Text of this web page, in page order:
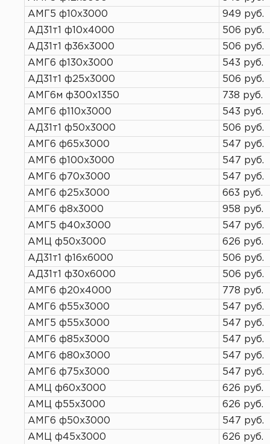
АМГ5 ф10х3000
949 руб.
АД31т1 ф10х4000
506 руб.
АД31т1 ф36х3000
506 руб.
АМГ6 ф130х3000
543 руб.
АД31т1 ф25х3000
506 руб.
АМГ6м ф300х1350
738 руб.
АМГ6 ф110х3000
543 руб.
АД31т1 ф50х3000
506 руб.
АМГ6 ф65х3000
547 руб.
АМГ6 ф100х3000
547 руб.
АМГ6 ф70х3000
547 руб.
АМГ6 ф25х3000
663 руб.
АМГ6 ф8х3000
958 руб.
АМГ5 ф40х3000
547 руб.
АМЦ ф50х3000
626 руб.
АД31т1 ф16х6000
506 руб.
АД31т1 ф30х6000
506 руб.
АМГ6 ф20х4000
778 руб.
АМГ6 ф55х3000
547 руб.
АМГ5 ф55х3000
547 руб.
АМГ6 ф85х3000
547 руб.
АМГ6 ф80х3000
547 руб.
АМГ6 ф75х3000
547 руб.
АМЦ ф60х3000
626 руб.
АМЦ ф55х3000
626 руб.
АМГ6 ф50х3000
547 руб.
АМЦ ф45х3000
626 руб.